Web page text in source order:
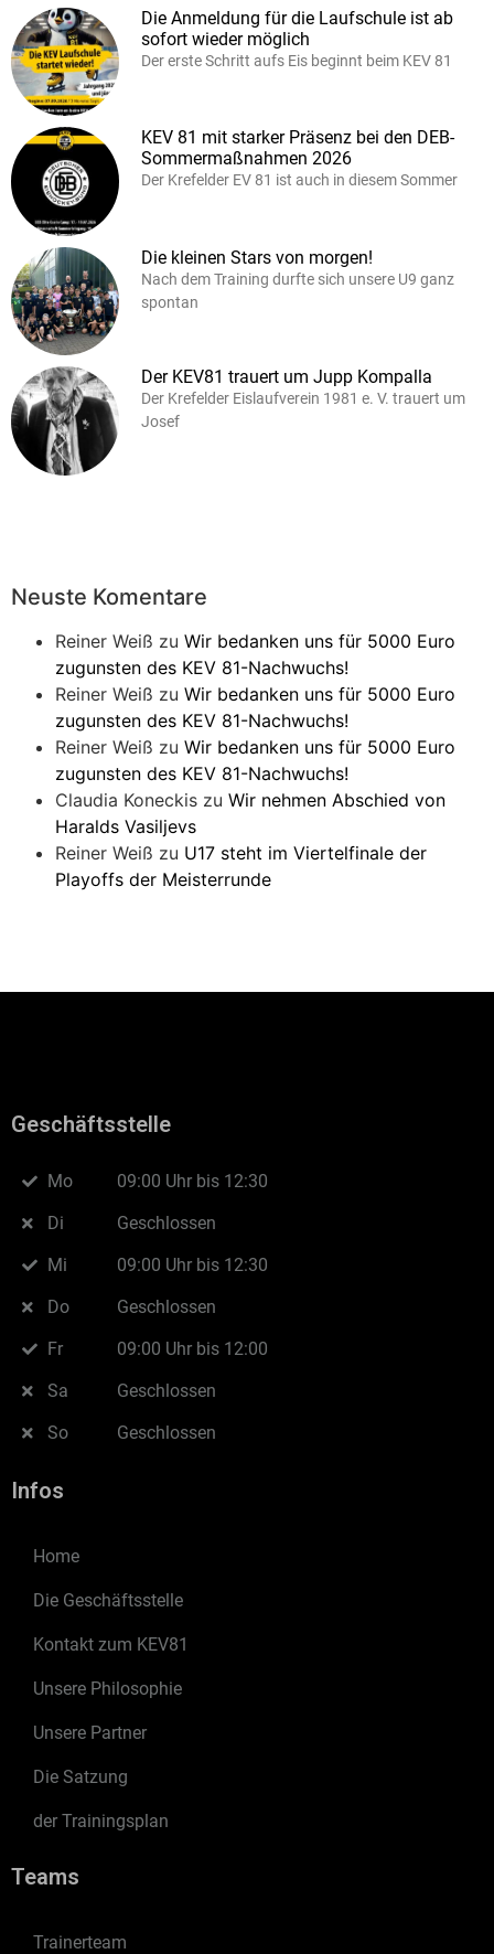
Die Anmeldung für die Laufschule ist ab
sofort wieder möglich
Der erste Schritt aufs Eis beginnt beim KEV 81
KEV 81 mit starker Präsenz bei den DEB-
Sommermaßnahmen 2026
Der Krefelder EV 81 ist auch in diesem Sommer
Die kleinen Stars von morgen!
Nach dem Training durfte sich unsere U9 ganz
spontan
Der KEV81 trauert um Jupp Kompalla
Der Krefelder Eislaufverein 1981 e. V. trauert um
Josef
Neuste Komentare
Reiner Weiß zu Wir bedanken uns für 5000 Euro
zugunsten des KEV 81-Nachwuchs!
Reiner Weiß zu Wir bedanken uns für 5000 Euro
zugunsten des KEV 81-Nachwuchs!
Reiner Weiß zu Wir bedanken uns für 5000 Euro
zugunsten des KEV 81-Nachwuchs!
Claudia Koneckis zu Wir nehmen Abschied von
Haralds Vasiljevs
Reiner Weiß zu U17 steht im Viertelfinale der
Playoffs der Meisterrunde
Geschäftsstelle
Mo
Di
Mi
Do
Fr
Sa
So
09:00 Uhr bis 12:30
Geschlossen
09:00 Uhr bis 12:30
Geschlossen
09:00 Uhr bis 12:00
Geschlossen
Geschlossen
Infos
Home
Die Geschäftsstelle
Kontakt zum KEV81
Unsere Philosophie
Unsere Partner
Die Satzung
der Trainingsplan
Teams
Trainerteam